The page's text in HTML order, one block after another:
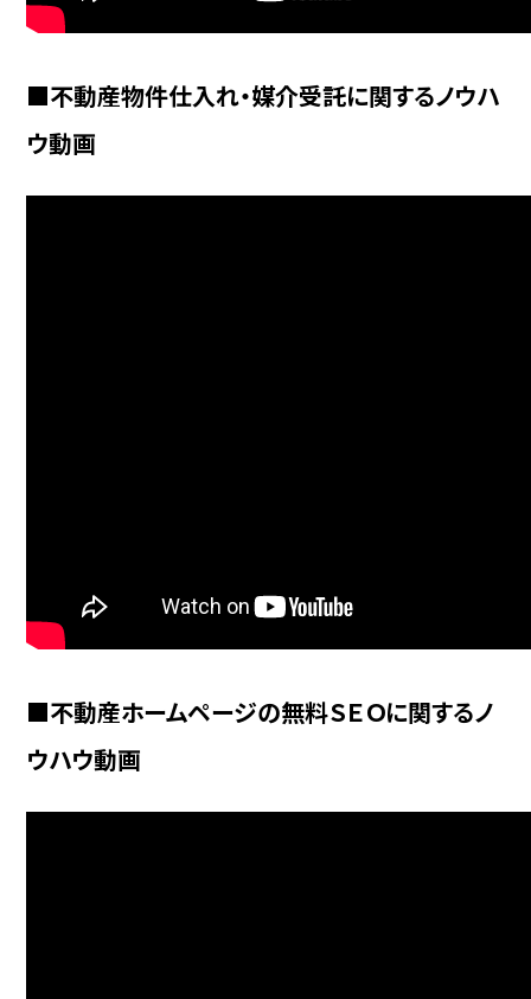
■不動産物件仕入れ・媒介受託に関するノウハ
ウ動画
■不動産ホームページの無料ＳＥＯに関するノ
ウハウ動画